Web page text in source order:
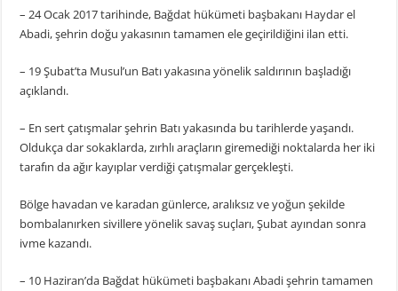
– 24 Ocak 2017 tarihinde, Bağdat hükümeti başbakanı Haydar el
Abadi, şehrin doğu yakasının tamamen ele geçirildiğini ilan etti.
– 19 Şubat’ta Musul’un Batı yakasına yönelik saldırının başladığı
açıklandı.
– En sert çatışmalar şehrin Batı yakasında bu tarihlerde yaşandı.
Oldukça dar sokaklarda, zırhlı araçların giremediği noktalarda her iki
tarafın da ağır kayıplar verdiği çatışmalar gerçekleşti.
Bölge havadan ve karadan günlerce, aralıksız ve yoğun şekilde
bombalanırken sivillere yönelik savaş suçları, Şubat ayından sonra
ivme kazandı.
– 10 Haziran’da Bağdat hükümeti başbakanı Abadi şehrin tamamen